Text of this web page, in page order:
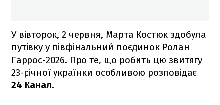
У вівторок, 2 червня, Марта Костюк здобула
путівку у півфінальний поєдинок Ролан
Гаррос-2026. Про те, що робить цю звитягу
23-річної українки особливою розповідає
24 Канал.